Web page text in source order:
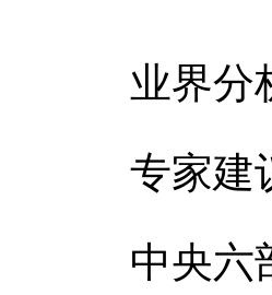
业界分析
专家建议
中央六部